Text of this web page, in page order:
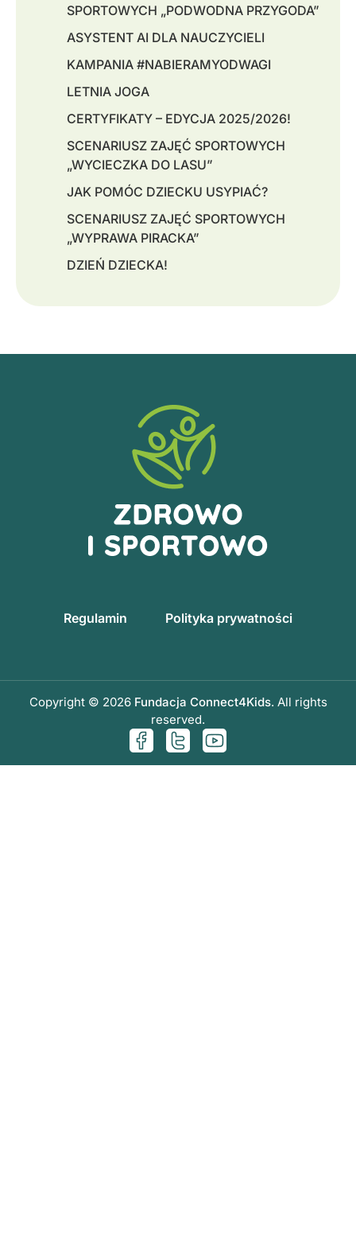
SPORTOWYCH „PODWODNA PRZYGODA”
ASYSTENT AI DLA NAUCZYCIELI
KAMPANIA #NABIERAMYODWAGI
LETNIA JOGA
CERTYFIKATY – EDYCJA 2025/2026!
SCENARIUSZ ZAJĘĆ SPORTOWYCH
„WYCIECZKA DO LASU”
JAK POMÓC DZIECKU USYPIAĆ?
SCENARIUSZ ZAJĘĆ SPORTOWYCH
„WYPRAWA PIRACKA”
DZIEŃ DZIECKA!
Regulamin Polityka prywatności
Copyright © 2026 Fundacja Connect4Kids. All rights
reserved.